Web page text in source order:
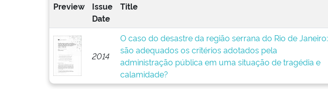
Preview
Issue
Date
Title
2014
O caso do desastre da região serrana do Rio de Janeiro:
são adequados os critérios adotados pela
administração pública em uma situação de tragédia e
calamidade?